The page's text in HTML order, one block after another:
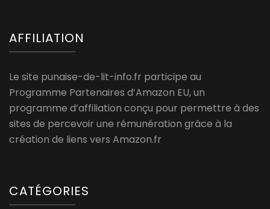
AFFILIATION
Le site punaise-de-lit-info.fr participe au
Programme Partenaires d’Amazon EU, un
programme d’affiliation conçu pour permettre à des
sites de percevoir une rémunération grâce à la
création de liens vers Amazon.fr
CATÉGORIES